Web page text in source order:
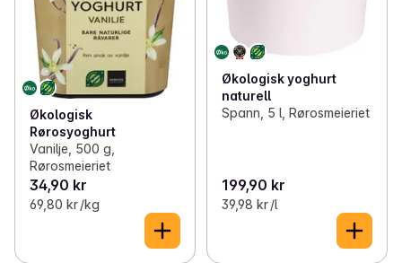
Økologisk
Rørosyoghurt
Vanilje, 500 g,
Rørosmeieriet
34,90 kr
69,80 kr /kg
Økologisk yoghurt
naturell
Spann, 5 l, Rørosmeieriet
199,90 kr
39,98 kr /l